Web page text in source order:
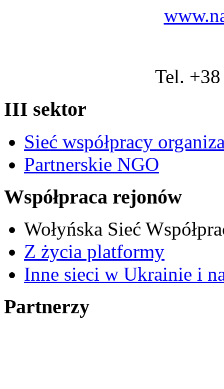
Tel.
III sektor
Sieć współpracy
Partnerskie NGO
Współpraca rejonów
Wołyńska Sieć
Z życia platformy
Inne sieci w Ukrainie i
Partnerzy